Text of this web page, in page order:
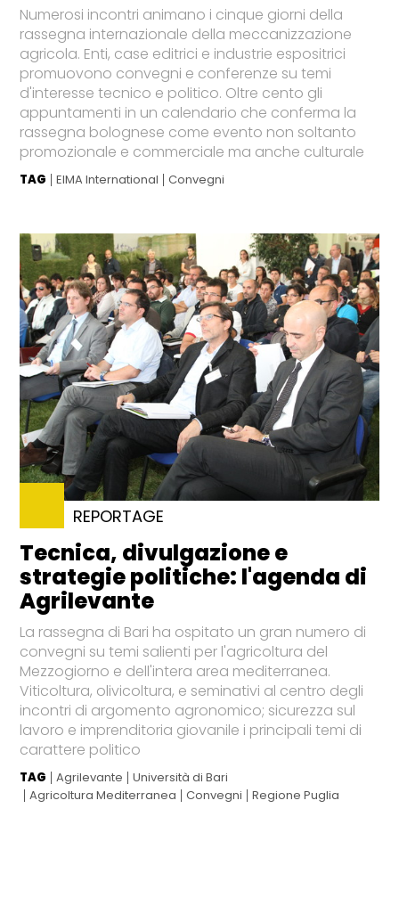
Numerosi incontri animano i cinque giorni della
rassegna internazionale della meccanizzazione
agricola. Enti, case editrici e industrie espositrici
promuovono convegni e conferenze su temi
d'interesse tecnico e politico. Oltre cento gli
appuntamenti in un calendario che conferma la
rassegna bolognese come evento non soltanto
promozionale e commerciale ma anche culturale
TAG EIMA International Convegni
REPORTAGE
Tecnica, divulgazione e
strategie politiche: l'agenda di
Agrilevante
La rassegna di Bari ha ospitato un gran numero di
convegni su temi salienti per l'agricoltura del
Mezzogiorno e dell'intera area mediterranea.
Viticoltura, olivicoltura, e seminativi al centro degli
incontri di argomento agronomico; sicurezza sul
lavoro e imprenditoria giovanile i principali temi di
carattere politico
TAG Agrilevante
Università di Bari
Agricoltura Mediterranea
Convegni Regione Puglia